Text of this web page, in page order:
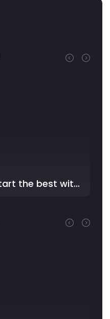
The right tools to start the best with YouDriver - In the …